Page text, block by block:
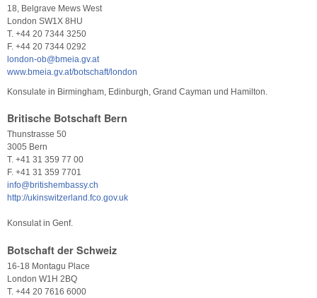
18, Belgrave Mews West
London SW1X 8HU
T. +44 20 7344 3250
F. +44 20 7344 0292
london-ob@bmeia.gv.at
www.bmeia.gv.at/botschaft/london
Konsulate in Birmingham, Edinburgh, Grand Cayman und Hamilton.
Britische Botschaft Bern
Thunstrasse 50
3005 Bern
T. +41 31 359 77 00
F. +41 31 359 7701
info@britishembassy.ch
http://ukinswitzerland.fco.gov.uk
Konsulat in Genf.
Botschaft der Schweiz
16-18 Montagu Place
London W1H 2BQ
T. +44 20 7616 6000